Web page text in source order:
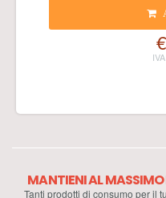
MANTIENI AL
Tanti prodotti di consumo per il